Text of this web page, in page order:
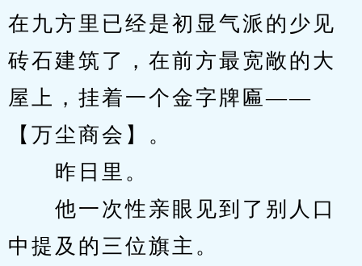
在九方里已经是初显气派的少见
砖石建筑了，在前方最宽敞的大
屋上，挂着一个金字牌匾——
【万尘商会】。
昨日里。
他一次性亲眼见到了别人口
中提及的三位旗主。